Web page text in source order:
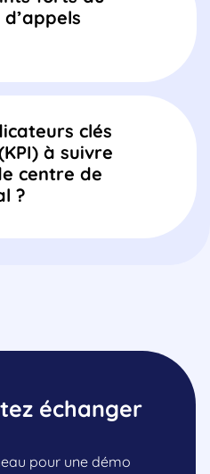
clés
à suivre
centre de
?
échanger
pour une démo